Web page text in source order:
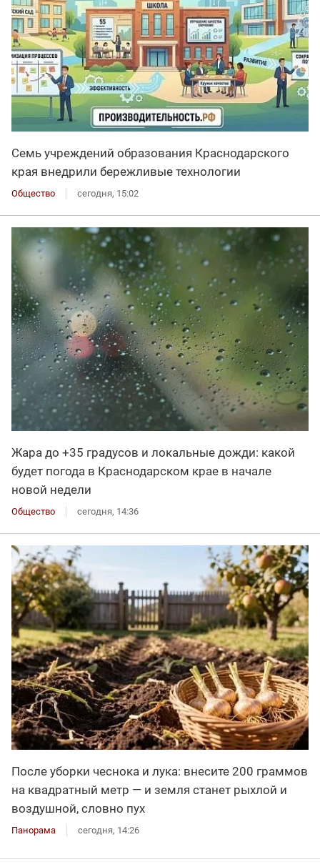
Семь учреждений образования Краснодарского
края внедрили бережливые технологии
Общество сегодня, 15:02
Жара до +35 градусов и локальные дожди: какой
будет погода в Краснодарском крае в начале
новой недели
Общество сегодня, 14:36
После уборки чеснока и лука: внесите 200 граммов
на квадратный метр — и земля станет рыхлой и
воздушной, словно пух
Панорама сегодня, 14:26